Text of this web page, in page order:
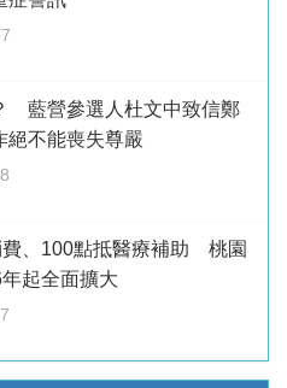
藍營參選人杜文中致信鄭
絕不能喪失尊嚴
、100點抵醫療補助 桃園
起全面擴大